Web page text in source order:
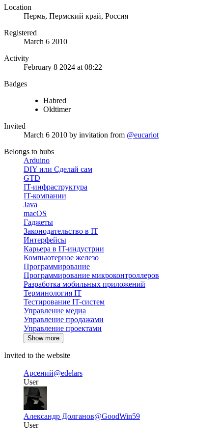
Location
Пермь, Пермский край, Россия
Registered
March 6 2010
Activity
February 8 2024 at 08:22
Badges
Habred
Oldtimer
Invited
March 6 2010 by invitation from @eucariot
Belongs to hubs
Arduino
DIY или Сделай сам
GTD
IT-инфраструктура
IT-компании
Java
macOS
Гаджеты
Законодательство в IT
Интерфейсы
Карьера в IT-индустрии
Компьютерное железо
Программирование
Программирование микроконтроллеров
Разработка мобильных приложений
Терминология IT
Тестирование IT-систем
Управление медиа
Управление продажами
Управление проектами
Show more
Invited to the website
Арсений@edelars
User
Александр Долганов@GoodWin59
User